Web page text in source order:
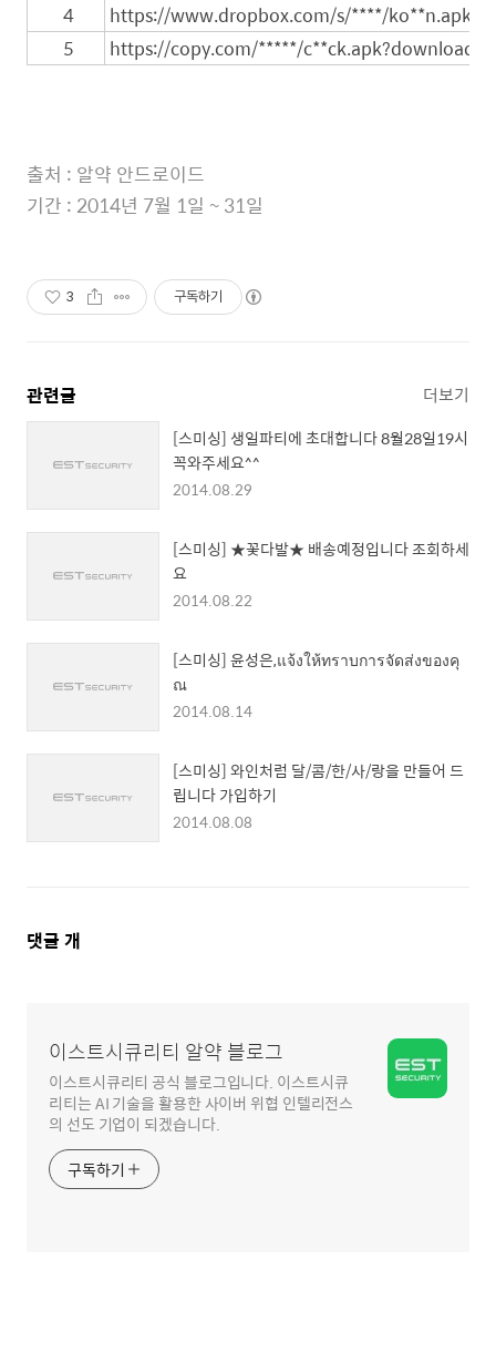
4
https://www.dropbox.com/s/****/ko**
5
https://copy.com/*****/c**ck.apk?download=1
출처 : 알약 안드로이드
기간 : 2014년 7월 1일 ~ 31일
3 구독하기
관련글 더보기
[스미싱] 생일파티에 초대합니다 8월28일19시
꼭와주세요^^
2014.08.29
[스미싱] ★꽃다발★ 배송예정입니다 조회하세
요
2014.08.22
[스미싱] 윤성은,แจ้งให้ทราบการจัดส่งของคุ
ณ
2014.08.14
[스미싱] 와인처럼 달/콤/한/사/랑을 만들어 드
립니다 가입하기
2014.08.08
댓
댓글 개
이스트시큐리티 알약 블로그
이스트시큐리티 공식 블로그입니다. 이스트시큐
리티는 AI 기술을 활용한 사이버 위협 인텔리전스
의 선도 기업이 되겠습니다.
구독하기